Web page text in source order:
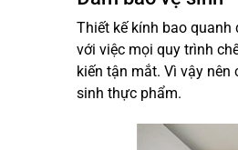
Thiết kế kính bao
với việc mọi quy trình
kiến tận mắt. Vì vậy
sinh thực phẩm.